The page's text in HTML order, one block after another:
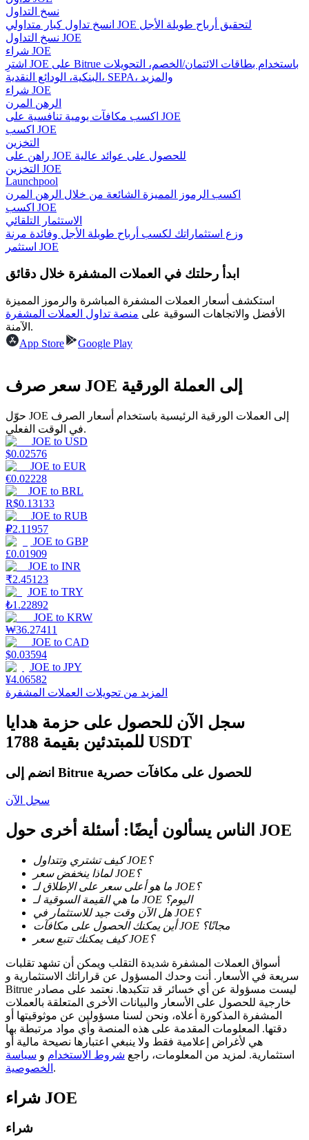
استراتيجيات التداول
تعلم كيفية البقاء مربحة
يكسب
خنزير الطاقة
احصل على مكافآت تنافسية يوميًا
التوقيع المساحي
عوائد عالية والوصول الفوري
Launchpool
الرهان المرن لكسب العملات الرقمية الشهيرة
عمليات احتجاز BTR
استثمارات حصرية لحاملي BTR
القروض
خدمة الاقتراض المدعومة بالعملات المشفرة
نسخ التداول
انسخ تداول كبار متداولي JOE لتحقيق أرباح طويلة الأجل
نسخ التداول JOE
شراء JOE
اشترِ JOE على Bitrue باستخدام بطاقات الائتمان/الخصم، التحويلات
البنكية، الودائع النقدية، SEPA، والمزيد
شراء JOE
الرهن المرن
اكسب مكافآت يومية تنافسية على JOE
اكسب JOE
التخزين
راهن على JOE للحصول على عوائد عالية
التخزين JOE
Launchpool
اكسب الرموز المميزة الشائعة من خلال الرهن المرن
اكسب JOE
الاستثمار التلقائي
وزع استثماراتك لكسب أرباح طويلة الأجل وفائدة مرنة
استثمر JOE
ابدأ رحلتك في العملات المشفرة خلال دقائق
استكشف أسعار العملات المشفرة المباشرة والرموز المميزة
الأفضل والاتجاهات السوقية على منصة تداول العملات المشفرة
الآمنة.
App Store
Google Play
سعر صرف JOE إلى العملة الورقية
حوّل JOE إلى العملات الورقية الرئيسية باستخدام أسعار الصرف
في الوقت الفعلي.
JOE to USD
$0.02576
JOE to EUR
€0.02228
JOE to BRL
R$0.13133
JOE to RUB
₽2.11957
JOE to GBP
£0.01909
JOE to INR
₹2.45123
JOE to TRY
₺1.22892
JOE to KRW
₩36.27411
JOE to CAD
$0.03594
JOE to JPY
¥4.06582
المزيد من تحويلات العملات المشفرة
سجل الآن للحصول على حزمة هدايا
للمبتدئين بقيمة 1788 USDT
انضم إلى Bitrue للحصول على مكافآت حصرية
سجل الآن
الناس يسألون أيضًا: أسئلة أخرى حول JOE
كيف تشتري وتتداول JOE؟
لماذا ينخفض سعر JOE؟
ما هو أعلى سعر على الإطلاق لـ JOE؟
ما هي القيمة السوقية لـ JOE اليوم؟
هل الآن وقت جيد للاستثمار في JOE؟
أين يمكنك الحصول على مكافآت JOE مجانًا؟
كيف يمكنك تتبع سعر JOE؟
أسواق العملات المشفرة شديدة التقلب ويمكن أن تشهد تقلبات
سريعة في الأسعار. أنت وحدك المسؤول عن قراراتك الاستثمارية و
Bitrue ليست مسؤولة عن أي خسائر قد تتكبدها. نعتمد على مصادر
خارجية للحصول على الأسعار والبيانات الأخرى المتعلقة بالعملات
المشفرة المذكورة أعلاه، ونحن لسنا مسؤولين عن موثوقيتها أو
دقتها. المعلومات المقدمة على هذه المنصة وأي مواد مرتبطة بها
هي لأغراض إعلامية فقط ولا ينبغي اعتبارها نصيحة مالية أو
استثمارية. لمزيد من المعلومات، راجع شروط الاستخدام و سياسة
الخصوصية .
شراء JOE
شراء